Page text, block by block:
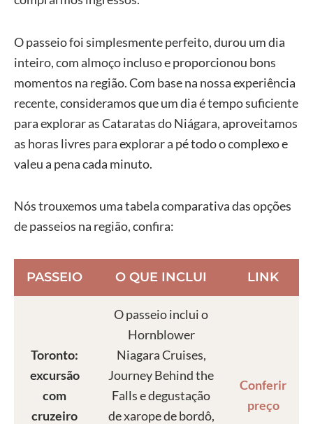
O passeio foi simplesmente perfeito, durou um dia
inteiro, com almoço incluso e proporcionou bons
momentos na região. Com base na nossa experiência
recente, consideramos que um dia é tempo suficiente
para explorar as Cataratas do Niágara, aproveitamos
as horas livres para explorar a pé todo o complexo e
valeu a pena cada minuto.
Nós trouxemos uma tabela comparativa das opções
de passeios na região, confira:
PASSEIO O QUE INCLUI LINK
Toronto:
excursão
com
cruzeiro
O passeio inclui o
Hornblower
Niagara Cruises,
Journey Behind the
Falls e degustação
de xarope de bordô,
Conferir
preço